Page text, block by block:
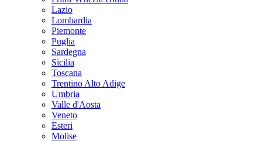
Lazio
Lombardia
Piemonte
Puglia
Sardegna
Sicilia
Toscana
Trentino Alto Adige
Umbria
Valle d'Aosta
Veneto
Esteri
Molise